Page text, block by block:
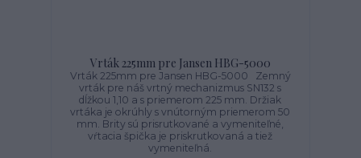
Vrták 225mm pre Jansen HBG-5000
Vrták 225mm pre Jansen HBG-5000 Zemný
vrták pre náš vrtný mechanizmus SN132 s
dĺžkou 1,10 a s priemerom 225 mm. Držiak
vrtáka je okrúhly s vnútorným priemerom 50
mm. Brity sú prisrutkované a vymeniteľné,
vŕtacia špička je priskrutkovaná a tiež
vymeniteľná.